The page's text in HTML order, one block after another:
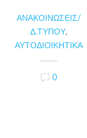
ΑΝΑΚΟΙΝΏΣΕΙΣ/
Δ.ΤΎΠΟΥ,
ΑΥΤΟΔΙΟΙΚΗΤΙΚΆ
0